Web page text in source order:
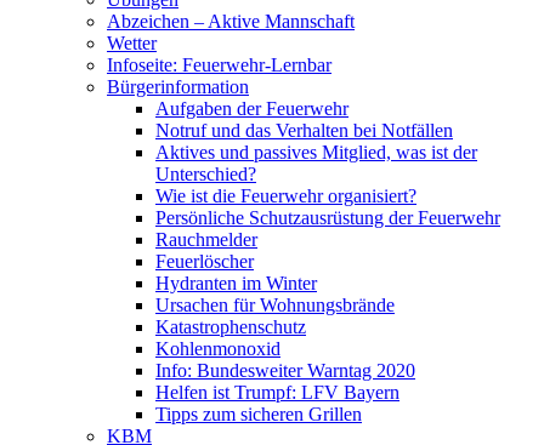
Abzeichen – Aktive Mannschaft
Wetter
Infoseite: Feuerwehr-Lernbar
Bürgerinformation
Aufgaben der Feuerwehr
Notruf und das Verhalten bei Notfällen
Aktives und passives Mitglied, was ist der
Unterschied?
Wie ist die Feuerwehr organisiert?
Persönliche Schutzausrüstung der Feuerwehr
Rauchmelder
Feuerlöscher
Hydranten im Winter
Ursachen für Wohnungsbrände
Katastrophenschutz
Kohlenmonoxid
Info: Bundesweiter Warntag 2020
Helfen ist Trumpf: LFV Bayern
Tipps zum sicheren Grillen
KBM